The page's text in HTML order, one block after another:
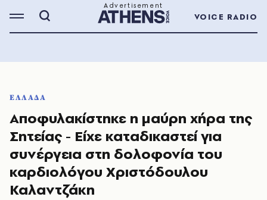
VOICE RADIO
ΕΛΛΑΔΑ
Αποφυλακίστηκε η μαύρη χήρα της
Σητείας - Είχε καταδικαστεί για
συνέργεια στη δολοφονία του
καρδιολόγου Χριστόδουλου
Καλαντζάκη